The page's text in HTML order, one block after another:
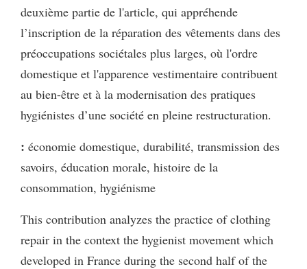
deuxième partie de l'article, qui appréhende
l’inscription de la réparation des vêtements dans des
préoccupations sociétales plus larges, où l'ordre
domestique et l'apparence vestimentaire contribuent
au bien-être et à la modernisation des pratiques
hygiénistes d’une société en pleine restructuration.
: économie domestique, durabilité, transmission des
savoirs, éducation morale, histoire de la
consommation, hygiénisme
This contribution analyzes the practice of clothing
repair in the context the hygienist movement which
developed in France during the second half of the